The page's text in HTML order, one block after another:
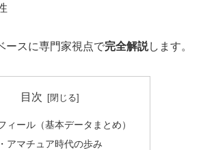
ースに専門家視点で完全解説します。
目次
ィール（基本データまとめ）
アマチュア時代の歩み